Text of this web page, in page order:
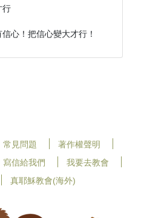
行
心！把信心變大才行！
常見問題
著作權聲明
寫信給我們
我要去教會
真耶穌教會(海外)